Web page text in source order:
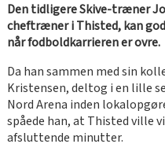
Den tidligere Skive-træner
cheftræner i Thisted, kan
når fodboldkarrieren er ovre.
Da han sammen med sin
Kristensen, deltog i en lille
Nord Arena inden
spåede han, at Thisted ville
afsluttende minutter.